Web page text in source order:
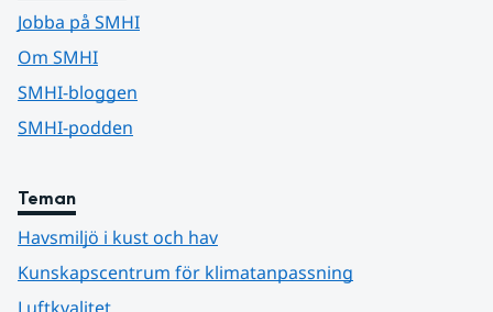
Jobba på SMHI
Om SMHI
SMHI-bloggen
SMHI-podden
Teman
Havsmiljö i kust och hav
Kunskapscentrum för klimatanpassning